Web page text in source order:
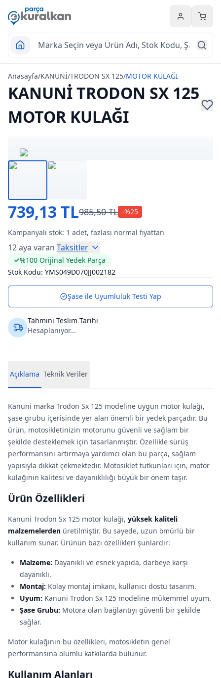
Hesabım
Anasayfa/KANUNİ/TRODON SX 125/MOTOR KULAĞI
KANUNİ TRODON SX 125
MOTOR KULAĞI
739,13 TL985,50 TL -%25
Kampanyalı stok: 1 adet, fazlası normal fiyattan
12 aya varan Taksitler
%100 Orijinal Yedek Parça
Stok Kodu: YMS049D070JJ002182
Şase ile Uyumluluk Testi Yap
Tahmini Teslim Tarihi
Hesaplanıyor...
Açıklama Teknik Veriler
Kanuni marka Trodon Sx 125 modeline uygun motor kulağı,
şase grubu içerisinde yer alan önemli bir yedek parçadır. Bu
ürün, motosikletinizin motorunu güvenli ve sağlam bir
şekilde desteklemek için tasarlanmıştır. Özellikle sürüş
performansını artırmaya yardımcı olan bu parça, sağlam
yapısıyla dikkat çekmektedir. Motosiklet tutkunları için, motor
kulağının kalitesi ve dayanıklılığı büyük bir önem taşır.
Ürün Özellikleri
Kanuni Trodon Sx 125 motor kulağı, yüksek kaliteli
malzemelerden üretilmiştir. Bu sayede, uzun ömürlü bir
kullanım sunar. Ürünün bazı özellikleri şunlardır:
Malzeme: Dayanıklı ve esnek yapıda, darbeye karşı
dayanıklı.
Montaj: Kolay montaj imkanı, kullanıcı dostu tasarım.
Uyum: Kanuni Trodon Sx 125 modeline mükemmel uyum.
Şase Grubu: Motora olan bağlantıyı güvenli bir şekilde
sağlar.
Motor kulağının bu özellikleri, motosikletin genel
performansına olumlu katkılarda bulunur.
Kullanım Alanları